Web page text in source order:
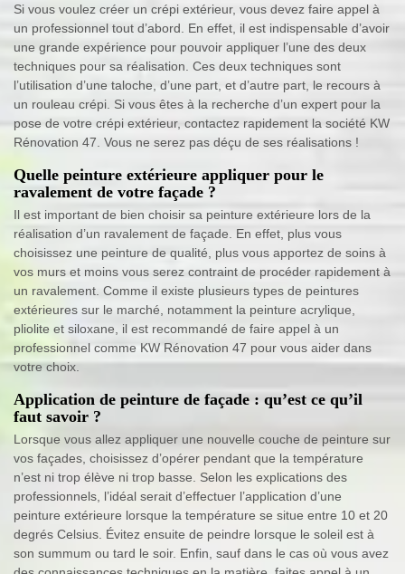
Si vous voulez créer un crépi extérieur, vous devez faire appel à
un professionnel tout d’abord. En effet, il est indispensable d’avoir
une grande expérience pour pouvoir appliquer l’une des deux
techniques pour sa réalisation. Ces deux techniques sont
l’utilisation d’une taloche, d’une part, et d’autre part, le recours à
un rouleau crépi. Si vous êtes à la recherche d’un expert pour la
pose de votre crépi extérieur, contactez rapidement la société KW
Rénovation 47. Vous ne serez pas déçu de ses réalisations !
Quelle peinture extérieure appliquer pour le
ravalement de votre façade ?
Il est important de bien choisir sa peinture extérieure lors de la
réalisation d’un ravalement de façade. En effet, plus vous
choisissez une peinture de qualité, plus vous apportez de soins à
vos murs et moins vous serez contraint de procéder rapidement à
un ravalement. Comme il existe plusieurs types de peintures
extérieures sur le marché, notamment la peinture acrylique,
pliolite et siloxane, il est recommandé de faire appel à un
professionnel comme KW Rénovation 47 pour vous aider dans
votre choix.
Application de peinture de façade : qu’est ce qu’il
faut savoir ?
Lorsque vous allez appliquer une nouvelle couche de peinture sur
vos façades, choisissez d’opérer pendant que la température
n’est ni trop élève ni trop basse. Selon les explications des
professionnels, l’idéal serait d’effectuer l’application d’une
peinture extérieure lorsque la température se situe entre 10 et 20
degrés Celsius. Évitez ensuite de peindre lorsque le soleil est à
son summum ou tard le soir. Enfin, sauf dans le cas où vous avez